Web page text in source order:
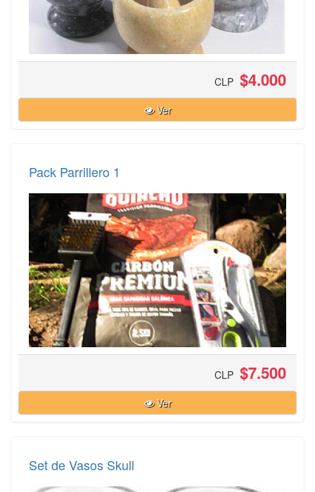
CLP $4.000
Ver
Pack Parrillero 1
CLP $7.500
Ver
Set de Vasos Skull